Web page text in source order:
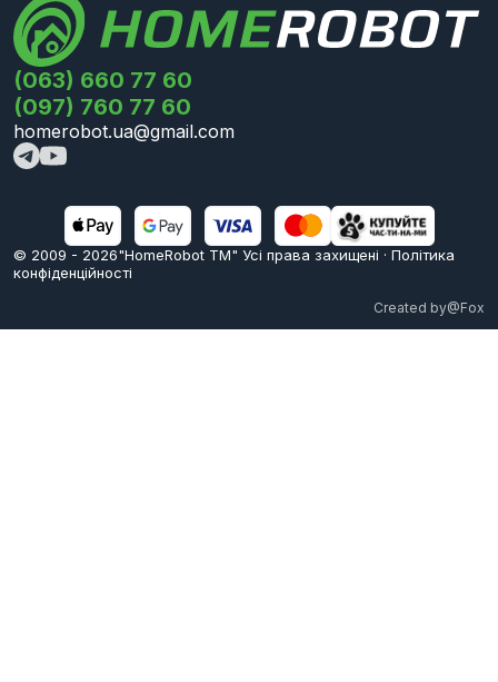
(063) 660 77 60
(097) 760 77 60
homerobot.ua@gmail.com
© 2009 - 2026"HomeRobot ТМ" Усi права захищені · Політика
конфіденційності
Created by@Fox